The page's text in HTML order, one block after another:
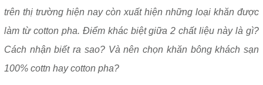
trên thị trường hiện nay còn xuất hiện những loại khăn được
làm từ cotton pha. Điểm khác biệt giữa 2 chất liệu này là gì?
Cách nhận biết ra sao? Và nên chọn khăn bông khách sạn
100% cottn hay cotton pha?